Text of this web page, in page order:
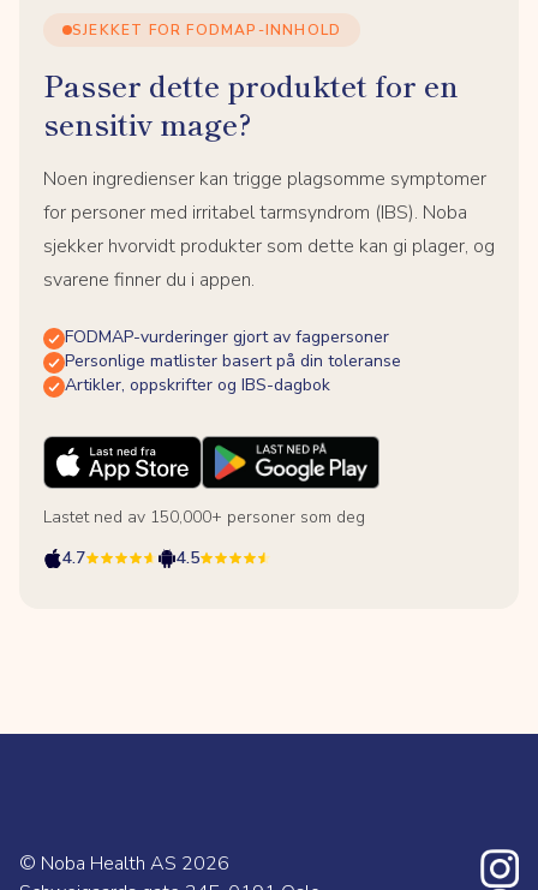
SJEKKET FOR FODMAP-INNHOLD
Passer dette produktet for en
sensitiv mage?
Noen ingredienser kan trigge plagsomme symptomer
for personer med irritabel tarmsyndrom (IBS). Noba
sjekker hvorvidt produkter som dette kan gi plager, og
svarene finner du i appen.
FODMAP-vurderinger gjort av fagpersoner
Personlige matlister basert på din toleranse
Artikler, oppskrifter og IBS-dagbok
Lastet ned av 150,000+ personer som deg
4.7
4.5
© Noba Health AS 2026